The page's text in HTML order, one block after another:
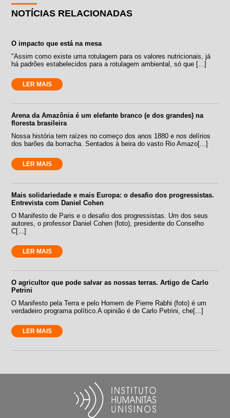
NOTÍCIAS RELACIONADAS
O impacto que está na mesa
"Assim como existe uma rotulagem para os valores nutricionais, já
há padrões estabelecidos para a rotulagem ambiental, só que [...]
LER MAIS
Arena da Amazônia é um elefante branco (e dos grandes) na
floresta brasileira
Nossa história tem raízes no começo dos anos 1880 e nos delírios
dos barões da borracha. Sentados à beira do vasto Rio Amazo[...]
LER MAIS
Mais solidariedade e mais Europa: o desafio dos progressistas.
Entrevista com Daniel Cohen
O Manifesto de Paris e o desafio dos progressistas. Um dos seus
autores, o professor Daniel Cohen (foto), presidente do Conselho
C[...]
LER MAIS
O agricultor que pode salvar as nossas terras. Artigo de Carlo
Petrini
O Manifesto pela Terra e pelo Homem de Pierre Rabhi (foto) é um
verdadeiro programa político.A opinião é de Carlo Petrini, che[...]
LER MAIS